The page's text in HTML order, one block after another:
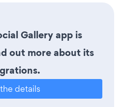
Gallery app is
out more about its
details